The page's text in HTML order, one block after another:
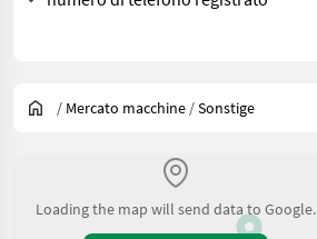
/ Mercato macchine /Sonstige
Loading the map will send data to Google.